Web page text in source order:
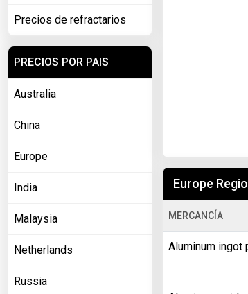
Europe
MERCANCÍA
Precios de refractarios
PRECIOS POR PAIS
Australia
China
Europe
India
Malaysia
Netherlands
Russia